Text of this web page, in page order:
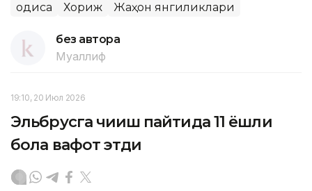
Ҳодиса Хориж Жаҳон янгиликлари
без автора
Муаллиф
19:10, 20 Июл 2026
Эльбрусга чиқиш пайтида 11 ёшли
бола вафот этди